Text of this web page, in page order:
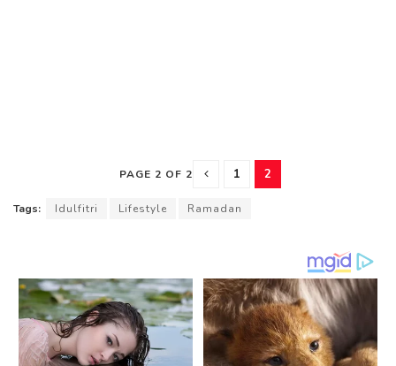
PAGE 2 OF 2 1 2
Tags: Idulfitri Lifestyle Ramadan